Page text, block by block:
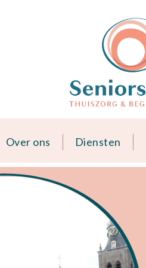
Over ons Diensten